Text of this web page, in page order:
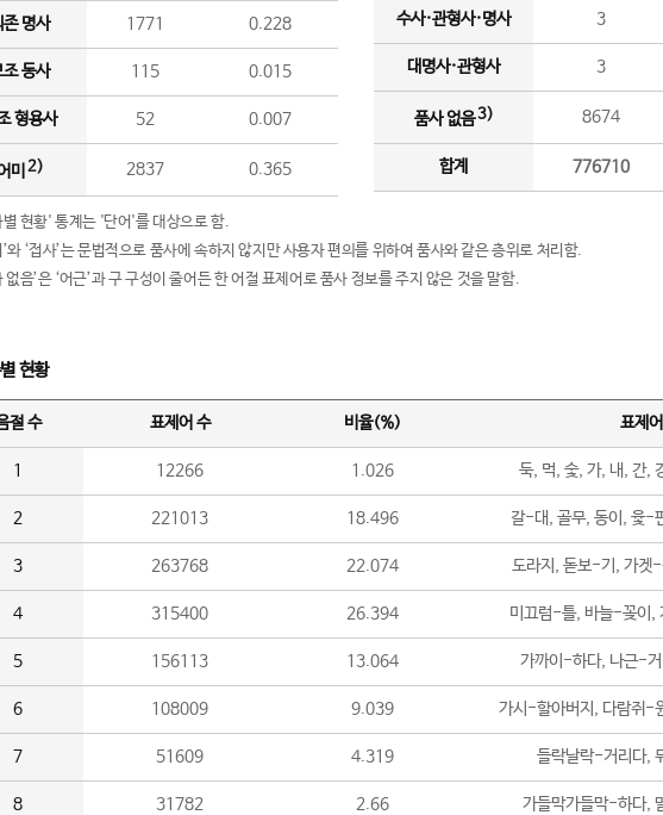
존 명사 1771 0.228
조 동사 115 0.015
형용사 52 0.007
미 2) 2837 0.365
수사·관형사·명사 3
대명사·관형사 3
품사 없음3) 8674
합계 776710
현황' 통계는 '단어'를 대상으로 함.
와 ‘접사’는 문법적으로 품사에 속하지 않지만 사용자 편의를 위하여 품사와 같은 층위로 처리함.
없음’은 ‘어근’과 구 구성이 줄어든 한 어절 표제어로 품사 정보를 주지 않은 것을 말함.
현황
절 수 표제어 수 비율(%) 표제어
1 12266 1.026 둑, 먹, 숯, 가, 내, 간,
2 221013 18.496 갈-대, 골무, 동이, 윷-
3 263768 22.074 도라지, 돋보-기, 가겟
4 315400 26.394 미끄럼-틀, 바늘-꽂이,
5 156113 13.064 가까이-하다, 나근-
6 108009 9.039 가시-할아버지, 다람쥐-
7 51609 4.319 들락날락-거리다,
8 31782 2.66 가들막가들막-하다,